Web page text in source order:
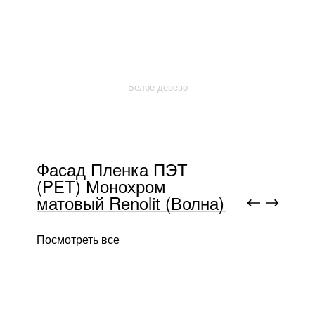
Белое дерево
Фасад Пленка ПЭТ
(PET) Монохром
матовый Renolit (Волна)
Посмотреть все